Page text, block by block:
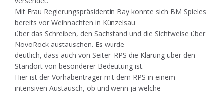
Mit Frau Regierungspräsidentin Bay konnte sich BM Spieles
bereits vor Weihnachten in Künzelsau
über das Schreiben, den Sachstand und die Sichtweise über
NovoRock austauschen. Es wurde
deutlich, dass auch von Seiten RPS die Klärung über den
Standort von besonderer Bedeutung ist.
Hier ist der Vorhabenträger mit dem RPS in einem
intensiven Austausch, ob und wenn ja welche